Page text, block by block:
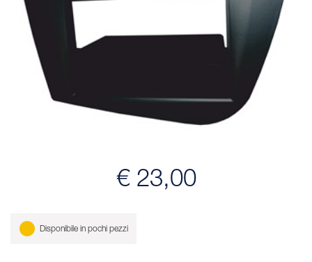
€ 23,00
Disponibile in pochi pezzi